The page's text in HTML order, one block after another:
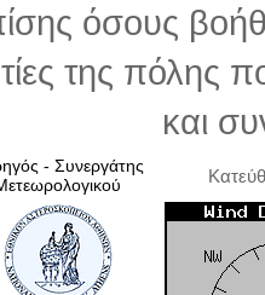
όσους
της πόλης
και
- Συνεργάτης